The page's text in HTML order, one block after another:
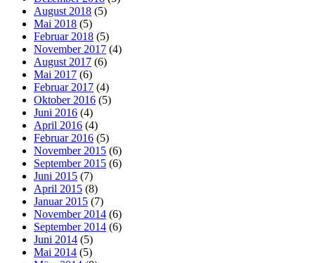
August 2018 (5)
Mai 2018 (5)
Februar 2018 (5)
November 2017 (4)
August 2017 (6)
Mai 2017 (6)
Februar 2017 (4)
Oktober 2016 (5)
Juni 2016 (4)
April 2016 (4)
Februar 2016 (5)
November 2015 (6)
September 2015 (6)
Juni 2015 (7)
April 2015 (8)
Januar 2015 (7)
November 2014 (6)
September 2014 (6)
Juni 2014 (5)
Mai 2014 (5)